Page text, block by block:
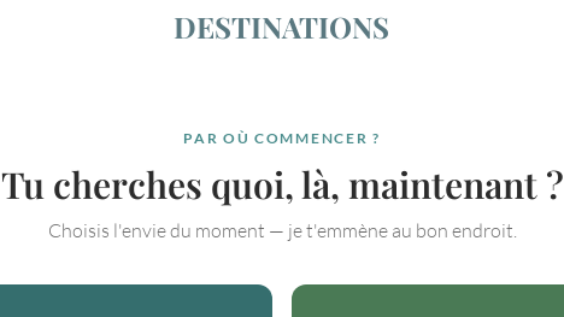
DESTINATIONS
PAR OÙ COMMENCER ?
Tu cherches quoi, là, maintenant ?
Choisis l'envie du moment — je t'emmène au bon endroit.